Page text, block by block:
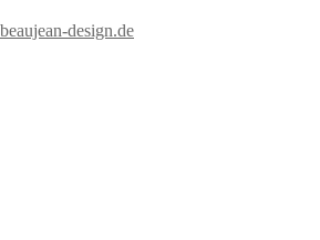
design.de